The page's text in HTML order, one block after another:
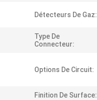
Détecteurs De Gaz:
Type De
Connecteur:
Options De Circuit:
Finition De Surface: